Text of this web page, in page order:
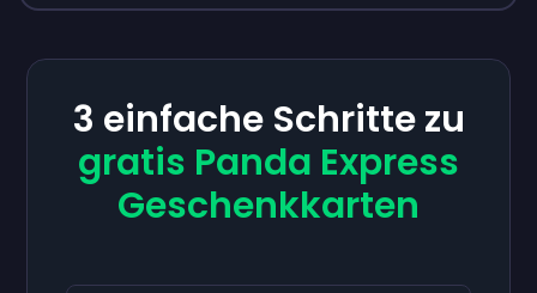
3 einfache Schritte zu
gratis Panda Express
Geschenkkarten